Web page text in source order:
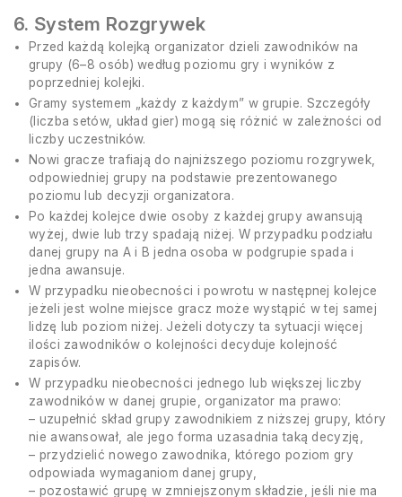
6. System Rozgrywek
Przed każdą kolejką organizator dzieli zawodników na
grupy (6–8 osób) według poziomu gry i wyników z
poprzedniej kolejki.
Gramy systemem „każdy z każdym” w grupie. Szczegóły
(liczba setów, układ gier) mogą się różnić w zależności od
liczby uczestników.
Nowi gracze trafiają do najniższego poziomu rozgrywek,
odpowiedniej grupy na podstawie prezentowanego
poziomu lub decyzji organizatora.
Po każdej kolejce dwie osoby z każdej grupy awansują
wyżej, dwie lub trzy spadają niżej. W przypadku podziału
danej grupy na A i B jedna osoba w podgrupie spada i
jedna awansuje.
W przypadku nieobecności i powrotu w następnej kolejce
jeżeli jest wolne miejsce gracz może wystąpić w tej samej
lidzę lub poziom niżej. Jeżeli dotyczy ta sytuacji więcej
ilości zawodników o kolejności decyduje kolejność
zapisów.
W przypadku nieobecności jednego lub większej liczby
zawodników w danej grupie, organizator ma prawo:
– uzupełnić skład grupy zawodnikiem z niższej grupy, który
nie awansował, ale jego forma uzasadnia taką decyzję,
– przydzielić nowego zawodnika, którego poziom gry
odpowiada wymaganiom danej grupy,
– pozostawić grupę w zmniejszonym składzie, jeśli nie ma